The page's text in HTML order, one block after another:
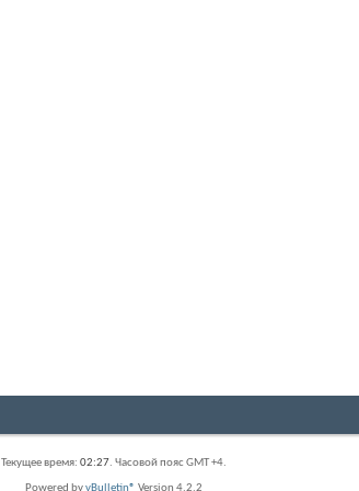
Текущее время: 02:27. Часовой пояс GMT +4.
Powered byvBulletin® Version 4.2.2